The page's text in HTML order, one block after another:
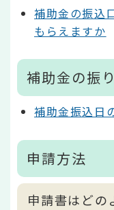
補助金の振込
もらえますか
補助金の振
補助金振込日
申請方法
申請書はどの